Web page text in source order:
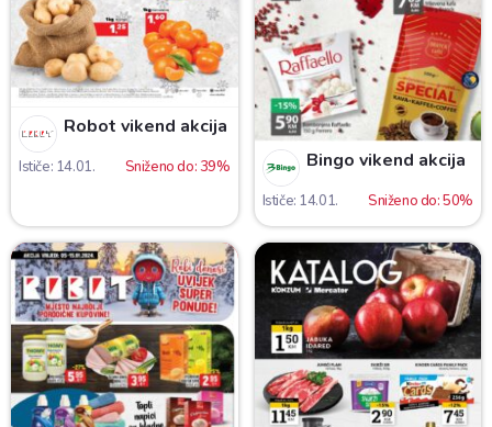
Robot vikend akcija
Ističe: 14.01. Sniženo do: 39% Bingo vikend akcija
Ističe: 14.01. Sniženo do: 50%